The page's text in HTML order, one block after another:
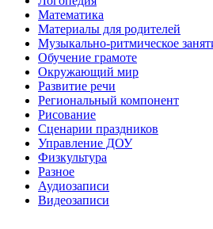
Математика
Материалы для родителей
Музыкально-ритмическое
Обучение грамоте
Окружающий мир
Развитие речи
Региональный компонент
Рисование
Сценарии праздников
Управление ДОУ
Физкультура
Разное
Аудиозаписи
Видеозаписи